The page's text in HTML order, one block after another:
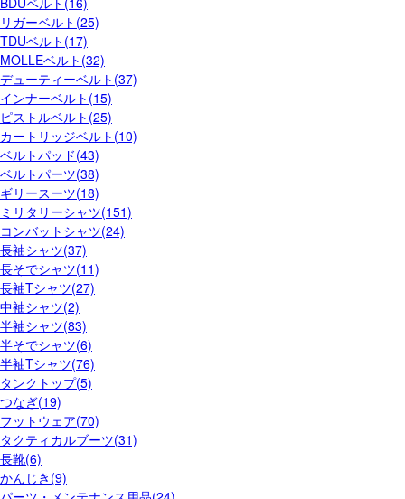
リガーベルト(25)
TDUベルト(17)
MOLLEベルト(32)
デューティーベルト(37)
インナーベルト(15)
ピストルベルト(25)
カートリッジベルト(10)
ベルトパッド(43)
ベルトパーツ(38)
ギリースーツ(18)
ミリタリーシャツ(151)
コンバットシャツ(24)
長袖シャツ(37)
長そでシャツ(11)
長袖Tシャツ(27)
中袖シャツ(2)
半袖シャツ(83)
半そでシャツ(6)
半袖Tシャツ(76)
タンクトップ(5)
つなぎ(19)
フットウェア(70)
タクティカルブーツ(31)
長靴(6)
かんじき(9)